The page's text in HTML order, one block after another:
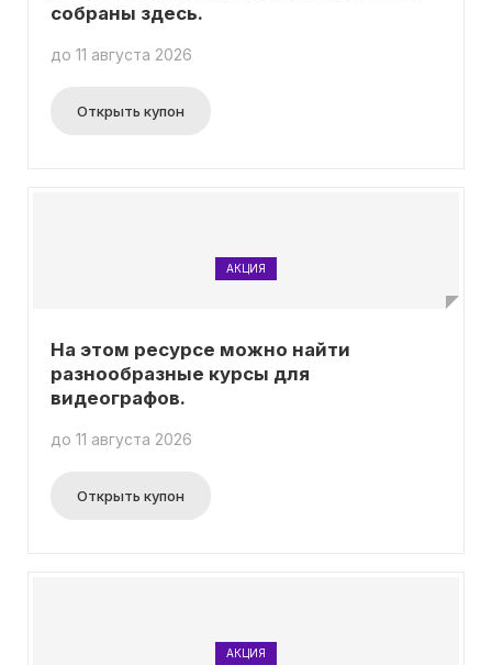
собраны здесь.
до 11 августа 2026
Открыть купон
АКЦИЯ
На этом ресурсе можно найти
разнообразные курсы для
видеографов.
до 11 августа 2026
Открыть купон
АКЦИЯ